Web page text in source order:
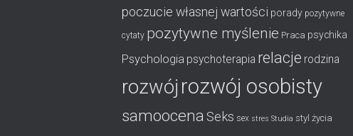
poczucie własnej wartości porady pozytywne
cytaty pozytywne myślenie Praca psychika
Psychologia psychoterapia relacje rodzina
rozwój rozwój osobisty
samoocena Seks sex stres Studia styl życia